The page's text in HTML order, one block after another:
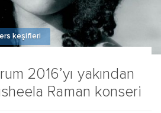
2016’yı yakından
Raman konseri
keşifleri